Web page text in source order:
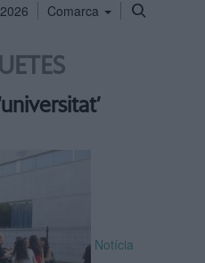
Comarca
Notícia